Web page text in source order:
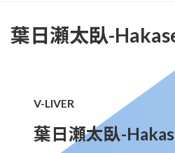
葉日瀬太臥-
V-LIVER
葉日瀬太臥-